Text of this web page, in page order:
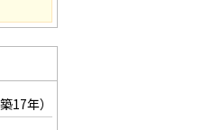
築17年）